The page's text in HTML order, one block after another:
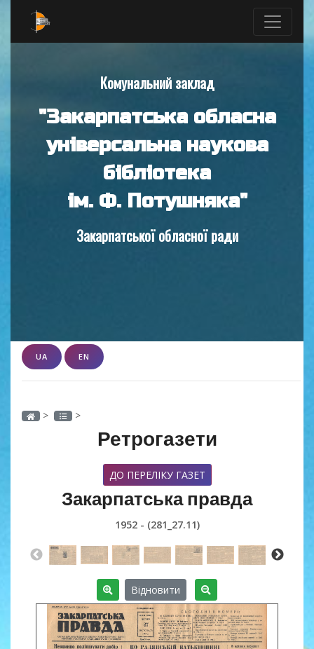
Комунальний заклад
"Закарпатська обласна
універсальна наукова
бібліотека
ім. Ф. Потушняка"
Закарпатської обласної ради
UA EN
> >
Ретрогазети
ДО ПЕРЕЛІКУ ГАЗЕТ
Закарпатська правда
1952 - (281_27.11)
Відновити